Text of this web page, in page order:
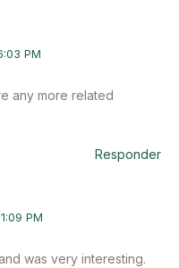
PM
any more related
Responder
PM
was very interesting.